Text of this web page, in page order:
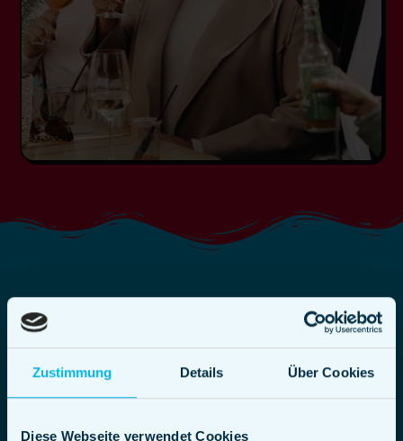
Zustimmung Details Über Cookies
Diese Webseite verwendet Cookies
Für gelungene Events in
jeder Größe
StreetQuizine können wir auf Anfrage von